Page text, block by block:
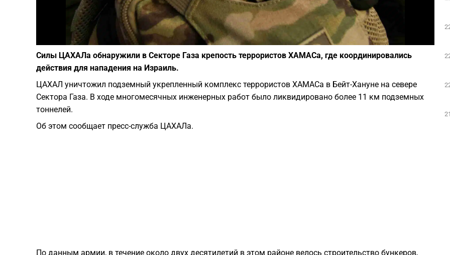
Фото: depositphotos.com
Силы ЦАХАЛа обнаружили в Секторе Газа крепость террористов ХАМАСа, где координировались
действия для нападения на Израиль.
ЦАХАЛ уничтожил подземный укрепленный комплекс террористов ХАМАСа в Бейт-Хануне на севере
Сектора Газа. В ходе многомесячных инженерных работ было ликвидировано более 11 км подземных
тоннелей.
Об этом сообщает пресс-служба ЦАХАЛа.
По данным армии, в течение около двух десятилетий в этом районе велось строительство бункеров,